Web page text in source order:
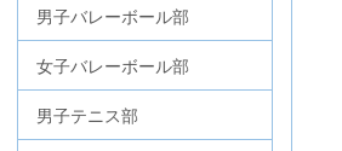
男子バレーボール部
女子バレーボール部
男子テニス部